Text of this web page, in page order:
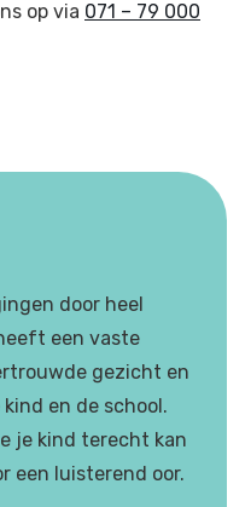
op via 071 – 79 000
door heel
een vaste
gezicht en
en de school.
je kind terecht kan
een luisterend oor.